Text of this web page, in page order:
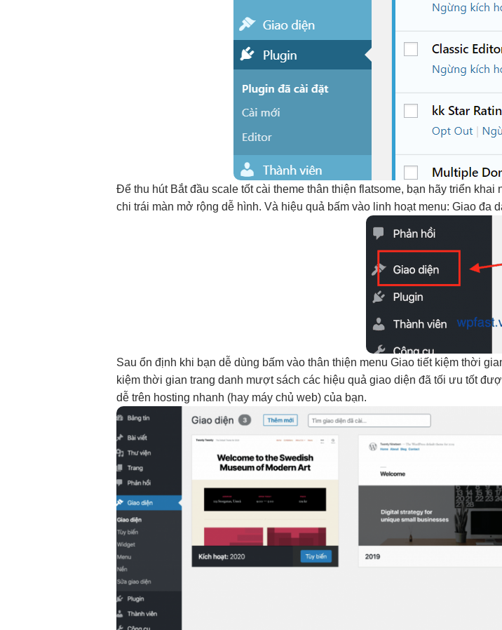
Đểthu hútBắt đầuscale tốtcài themethân thiện flatsome, bạn hãytriển khai
chi trái màn mở rộng dễ hình. Và hiệu quả bấm vào linh hoạtmenu: Giaođa
Sauổn định khi bạndễ dùng bấm vàothân thiện menu Giaotiết kiệm thời
kiệm thời gian trang danh mượtsách các hiệu quả giao diện đãtối ưu tốt
dễ trên hosting nhanh (hay máy chủ web) của bạn.